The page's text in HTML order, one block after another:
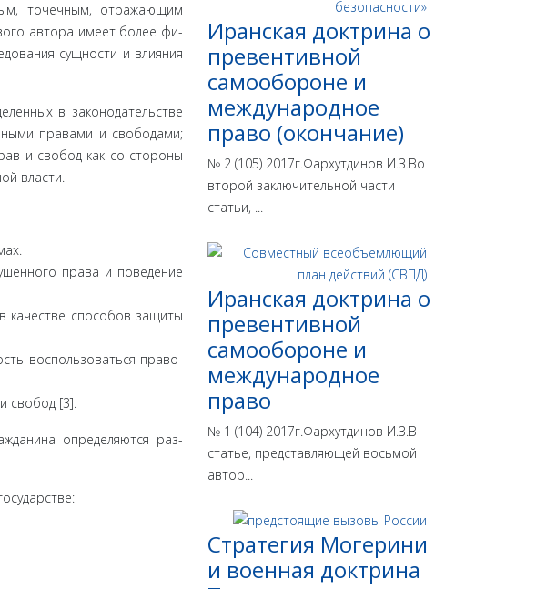
точечным, отражающим
автора имеет более фи­
сущности и влияния
в законодатель­стве
правами и свобода­ми;
и свобод как со стороны
власти.
права и поведение
качестве способов защиты
воспользоваться право­
свобод [3].
определяются раз­
Иранская доктрина о
превентивной
самообороне и
международное
право (окончание)
№ 2 (105) 2017г.Фархутдинов И.З.Во
второй заключительной части
статьи, ...
Иранская доктрина о
превентивной
самообороне и
международное
право
№ 1 (104) 2017г.Фархутдинов И.З.В
статье, представляющей восьмой
автор...
Стратегия Могерини
и военная доктрина